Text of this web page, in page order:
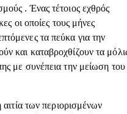
. Ένας τέτοιος εχθρός
οι οποίες τους μήνες
τα πεύκα για την
και καταβροχθίζουν τα
με συνέπεια την μείωση του
αιτία των περιορισμένων